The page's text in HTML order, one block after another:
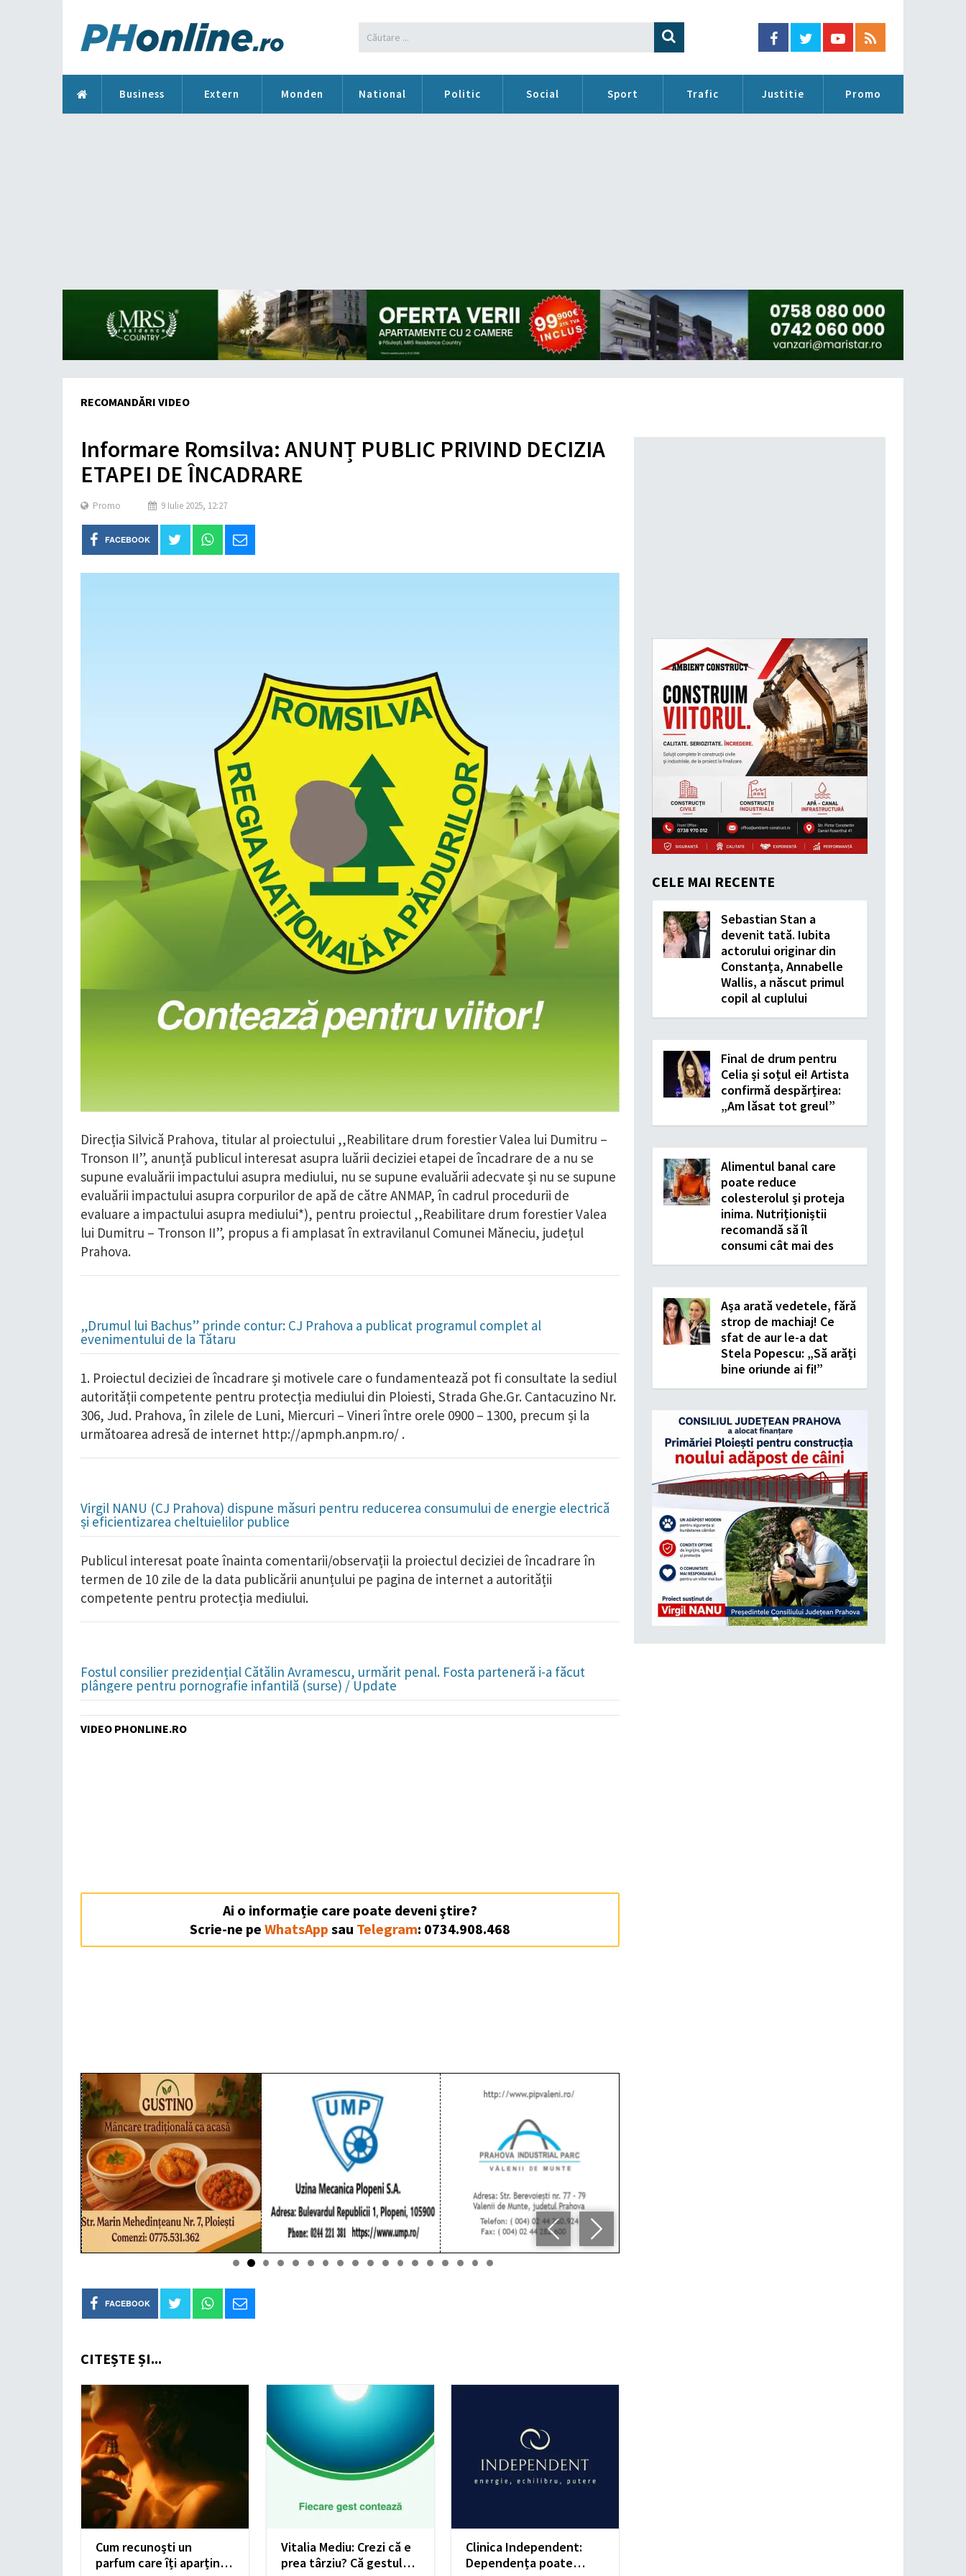
Business Extern Monden National Politic Social Sport Trafic Justitie Promo
RECOMANDĂRI VIDEO
Informare Romsilva: ANUNȚ PUBLIC PRIVIND DECIZIA
ETAPEI DE ÎNCADRARE
Promo 9 Iulie 2025, 12:27
FACEBOOK
Direcția Silvică Prahova, titular al proiectului ,,Reabilitare drum forestier Valea lui Dumitru –
Tronson II”, anunță publicul interesat asupra luării deciziei etapei de încadrare de a nu se
supune evaluării impactului asupra mediului, nu se supune evaluării adecvate și nu se supune
evaluării impactului asupra corpurilor de apă de către ANMAP, în cadrul procedurii de
evaluare a impactului asupra mediului*), pentru proiectul ,,Reabilitare drum forestier Valea
lui Dumitru – Tronson II”, propus a fi amplasat în extravilanul Comunei Măneciu, județul
Prahova.
„Drumul lui Bachus” prinde contur: CJ Prahova a publicat programul complet al
evenimentului de la Tătaru
1. Proiectul deciziei de încadrare și motivele care o fundamentează pot fi consultate la sediul
autorității competente pentru protecția mediului din Ploiesti, Strada Ghe.Gr. Cantacuzino Nr.
306, Jud. Prahova, în zilele de Luni, Miercuri – Vineri între orele 0900 – 1300, precum și la
următoarea adresă de internet http://apmph.anpm.ro/ .
Virgil NANU (CJ Prahova) dispune măsuri pentru reducerea consumului de energie electrică
și eficientizarea cheltuielilor publice
Publicul interesat poate înainta comentarii/observații la proiectul deciziei de încadrare în
termen de 10 zile de la data publicării anunțului pe pagina de internet a autorității
competente pentru protecția mediului.
Fostul consilier prezidențial Cătălin Avramescu, urmărit penal. Fosta parteneră i-a făcut
plângere pentru pornografie infantilă (surse) / Update
VIDEO PHONLINE.RO
Ai o informație care poate deveni ştire?
Scrie-ne peWhatsApp sau Telegram: 0734.908.468
FACEBOOK
CITEȘTE ȘI...
Cum recunoști un
parfum care îți aparține
Vitalia Mediu: Crezi că e
prea târziu? Că gestul
Clinica Independent:
Dependența poate
CELE MAI RECENTE
Sebastian Stan a
devenit tată. Iubita
actorului originar din
Constanța, Annabelle
Wallis, a născut primul
copil al cuplului
Final de drum pentru
Celia și soțul ei! Artista
confirmă despărțirea:
„Am lăsat tot greul”
Alimentul banal care
poate reduce
colesterolul și proteja
inima. Nutriționiștii
recomandă să îl
consumi cât mai des
Așa arată vedetele, fără
strop de machiaj! Ce
sfat de aur le-a dat
Stela Popescu: „Să arăți
bine oriunde ai fi!”